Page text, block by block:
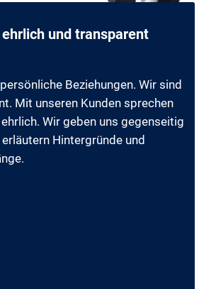
und transparent
Beziehungen. Wir sind
Mit unseren Kunden sprechen
Wir geben uns gegenseitig
Hintergründe und